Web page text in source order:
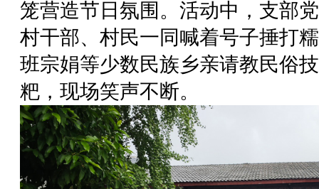
笼营造节日氛围。活动中，支部
村干部、村民一同喊着号子捶打
班宗娟等少数民族乡亲请教民俗
粑，现场笑声不断。​